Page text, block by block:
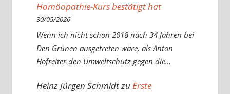
Homöopathie-Kurs bestätigt hat
30/05/2026
Wenn ich nicht schon 2018 nach 34 Jahren bei
Den Grünen ausgetreten wäre, als Anton
Hofreiter den Umweltschutz gegen die…
Heinz Jürgen SchmidtzuErste